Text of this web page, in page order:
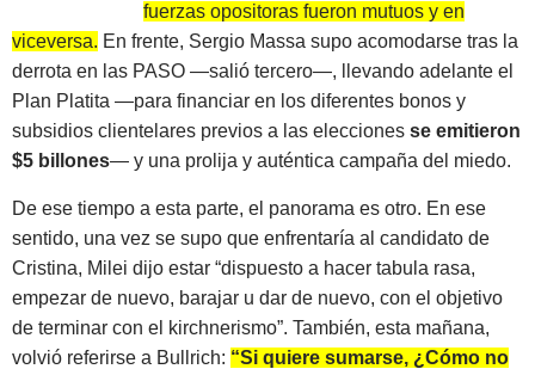
fuerzas opositoras fueron mutuos y en
viceversa. En frente, Sergio Massa supo acomodarse tras la
derrota en las PASO —salió tercero—, llevando adelante el
Plan Platita —para financiar en los diferentes bonos y
subsidios clientelares previos a las elecciones se emitieron
$5 billones— y una prolija y auténtica campaña del miedo.
De ese tiempo a esta parte, el panorama es otro. En ese
sentido, una vez se supo que enfrentaría al candidato de
Cristina, Milei dijo estar “dispuesto a hacer tabula rasa,
empezar de nuevo, barajar u dar de nuevo, con el objetivo
de terminar con el kirchnerismo”. También, esta mañana,
volvió referirse a Bullrich: “Si quiere sumarse, ¿Cómo no